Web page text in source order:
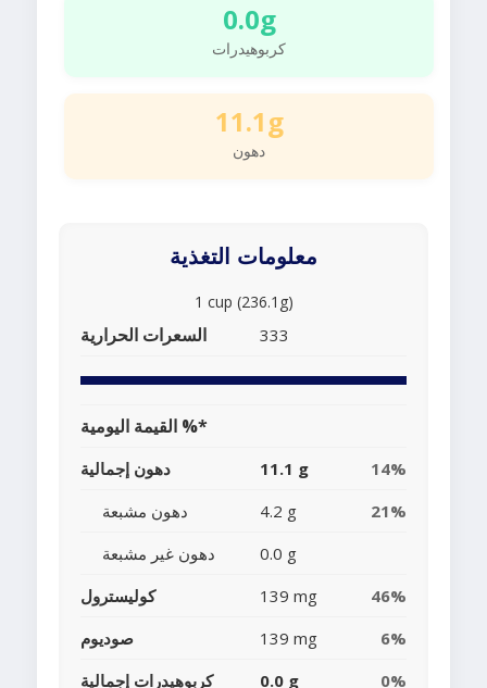
0.0g
كربوهيدرات
11.1g
دهون
معلومات التغذية
1 cup (236.1g)
السعرات الحرارية 333
القيمة اليومية %*
دهون إجمالية 11.1 g
14%
دهون مشبعة
4.2 g
21%
دهون غير مشبعة
0.0 g
كوليسترول
139 mg
46%
صوديوم
139 mg
6%
كربوهيدرات إجمالية
0.0 g 0%